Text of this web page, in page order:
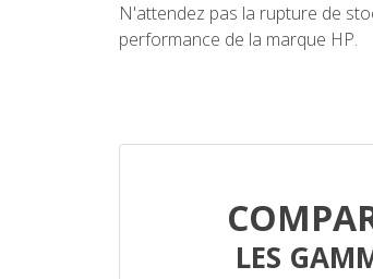
N'attendez pas la rupture de
performance de la marque HP.
LES